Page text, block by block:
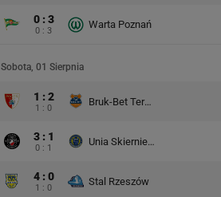
0 : 3
0 : 3
Warta Poznań
Sobota, 01 Sierpnia
1 : 2
1 : 0
Bruk-Bet Termalica Nieciecza
3 : 1
0 : 1
Unia Skierniewice
4 : 0
1 : 0
Stal Rzeszów